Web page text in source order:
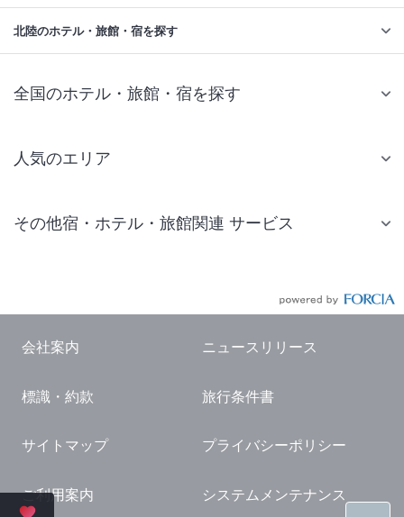
北陸のホテル・旅館・宿を探す
全国のホテル・旅館・宿を探す
人気のエリア
仙台 ホテル
東京ドーム ホテル
横浜 ホテル
熱海 ホテル
京都 ホテル
その他宿・ホテル・旅館関連 サービス
国内観光ガイド
旅行・観光情報
会社案内 ニュースリリース
標識・約款 旅行条件書
サイトマップ プライバシーポリシー
ご利用案内 システムメンテナンス